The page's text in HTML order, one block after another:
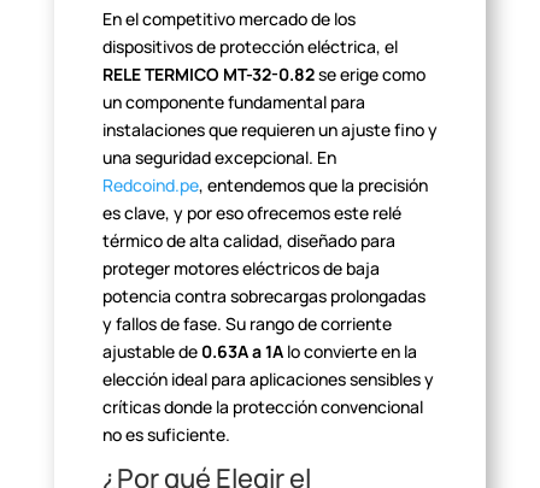
En el competitivo mercado de los
dispositivos de proteccióneléctrica, el
RELE TERMICO MT-32-0.82se erigecomo
un componente fundamental para
instalaciones que requieren un ajustefino y
una seguridad excepcional. En
Redcoind.pe, entendemos que la precisión
es clave, y por eso ofrecemos este relé
térmico de alta calidad, diseñadopara
proteger motores eléctricos de baja
potencia contra sobrecargasprolongadas
y fallos de fase. Su rango de corriente
ajustable de 0.63A a 1Alo convierte en la
elección idealpara aplicaciones sensibles y
críticas donde la protección convencional
no essuficiente.
¿Por qué Elegir el